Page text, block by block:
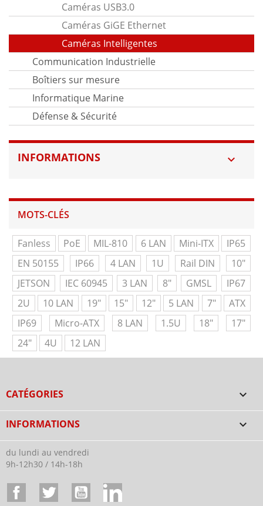
Caméras USB3.0
Caméras GiGE Ethernet
Caméras Intelligentes
Communication Industrielle
Boîtiers sur mesure
Informatique Marine
Défense & Sécurité
INFORMATIONS 
MOTS-CLÉS
Fanless PoE MIL-810 6 LAN Mini-ITX
IP65
EN 50155
IP66 4 LAN 1U Rail DIN
10"
JETSON
IEC 60945 3 LAN 8" GMSL
IP67
2U
10 LAN 19" 15" 12" 5 LAN 7"
ATX
IP69
Micro-ATX 8 LAN 1.5U 18"
17"
24"
4U 12 LAN
CATÉGORIES 
INFORMATIONS 
du lundi au vendredi
9h-12h30 / 14h-18h
Facebook Twitter YouTube